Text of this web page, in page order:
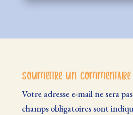
Soumettre un commentaire
Votre adresse e-mail ne sera
champs obligatoires sont